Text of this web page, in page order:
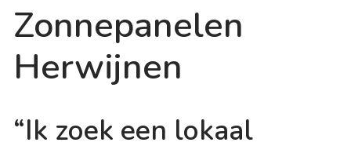
Zonnepanelen
Herwijnen
“Ik zoek een lokaal